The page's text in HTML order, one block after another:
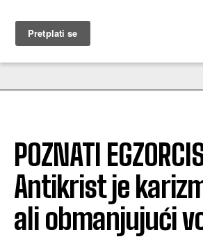
MUŽEVNI
POZNATI
Antikrist je
ali obmanjujući